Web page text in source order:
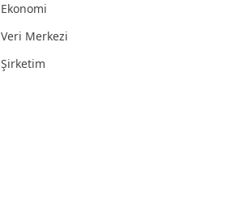
Ekonomi
Veri Merkezi
Şirketim